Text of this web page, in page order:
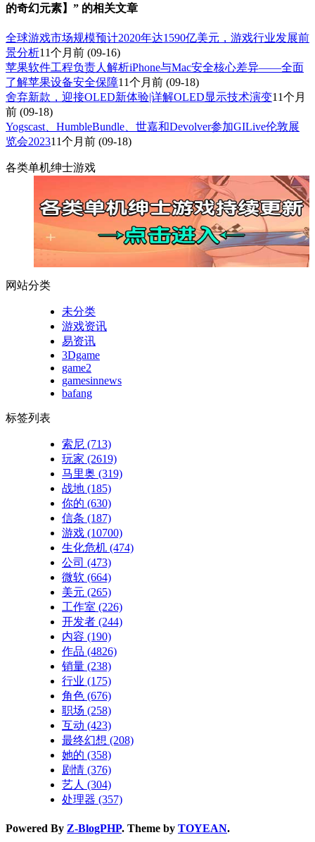
的奇幻元素】” 的相关文章
全球游戏市场规模预计2020年达1590亿美元，游戏行业发展前
景分析11个月前 (09-16)
苹果软件工程负责人解析iPhone与Mac安全核心差异——全面
了解苹果设备安全保障11个月前 (09-18)
舍弃新款，迎接OLED新体验|详解OLED显示技术演变11个月
前 (09-18)
Yogscast、HumbleBundle、世嘉和Devolver参加GILive伦敦展
览会202311个月前 (09-18)
各类单机绅士游戏
网站分类
未分类
游戏资讯
易资讯
3Dgame
game2
gamesinnews
bafang
标签列表
索尼 (713)
玩家 (2619)
马里奥 (319)
战地 (185)
你的 (630)
信条 (187)
游戏 (10700)
生化危机 (474)
公司 (473)
微软 (664)
美元 (265)
工作室 (226)
开发者 (244)
内容 (190)
作品 (4826)
销量 (238)
行业 (175)
角色 (676)
职场 (258)
互动 (423)
最终幻想 (208)
她的 (358)
剧情 (376)
艺人 (304)
处理器 (357)
Powered By Z-BlogPHP. Theme by TOYEAN.